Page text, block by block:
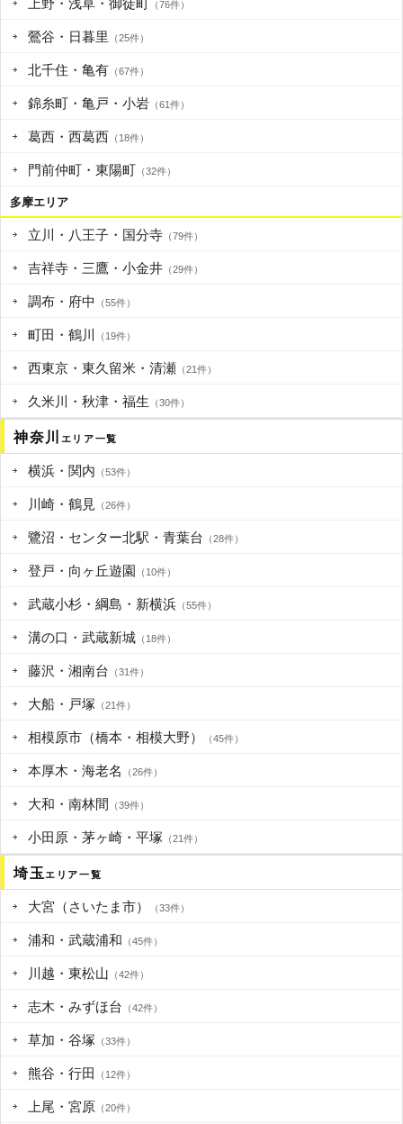
上野・浅草・御徒町 （76件）
鶯谷・日暮里 （25件）
北千住・亀有 （67件）
錦糸町・亀戸・小岩 （61件）
葛西・西葛西 （18件）
門前仲町・東陽町 （32件）
多摩エリア
立川・八王子・国分寺 （79件）
吉祥寺・三鷹・小金井 （29件）
調布・府中 （55件）
町田・鶴川 （19件）
西東京・東久留米・清瀬 （21件）
久米川・秋津・福生 （30件）
神奈川 エリア一覧
横浜・関内 （53件）
川崎・鶴見 （26件）
鷺沼・センター北駅・青葉台 （28件）
登戸・向ヶ丘遊園 （10件）
武蔵小杉・綱島・新横浜 （55件）
溝の口・武蔵新城 （18件）
藤沢・湘南台 （31件）
大船・戸塚 （21件）
相模原市（橋本・相模大野） （45件）
本厚木・海老名 （26件）
大和・南林間 （39件）
小田原・茅ヶ崎・平塚 （21件）
埼玉エリア一覧
大宮（さいたま市） （33件）
浦和・武蔵浦和 （45件）
川越・東松山 （42件）
志木・みずほ台 （42件）
草加・谷塚 （33件）
熊谷・行田 （12件）
上尾・宮原 （20件）